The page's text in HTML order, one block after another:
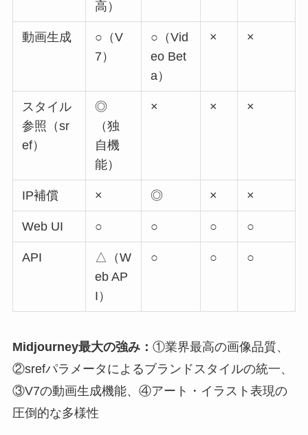
高）
動画生成
○（V
7）
○（Vid
eo Bet
a）
× ×
スタイル
参照（sr
ef）
◎
（独
自機
能）
× × ×
IP補償 × ◎ × ×
Web UI ○ ○ ○ ○
API
△（W
eb AP
I）
○ ○ ○
Midjourney最大の強み： ①業界最高の画像品質、
②srefパラメータによるブランドスタイルの統一、
③V7の動画生成機能、④アート・イラスト表現の
圧倒的な多様性